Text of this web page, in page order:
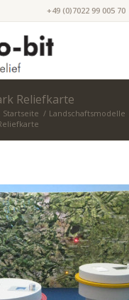
+49 (0)7022 99 005 70
Reliefkarte
Startseite / Landschaftsmodelle